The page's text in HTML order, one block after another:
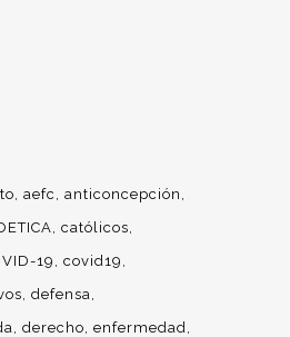
aefc
anticoncepción
católicos
19
covid19
defensa
derecho enfermedad